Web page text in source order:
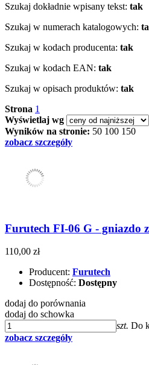
Szukaj dokładnie wpisany tekst: tak
Szukaj w numerach katalogowych:
Szukaj w kodach producenta: tak
Szukaj w kodach EAN: tak
Szukaj w opisach produktów: tak
Strona 1
Wyświetlaj wg
Wyników na stronie: 50 100 150
zobacz szczegóły
Furutech FI-06 G - gniazdo
110,00 zł
Producent: Furutech
Dostępność: Dostępny
dodaj do porównania
dodaj do schowka
szt. Do
zobacz szczegóły